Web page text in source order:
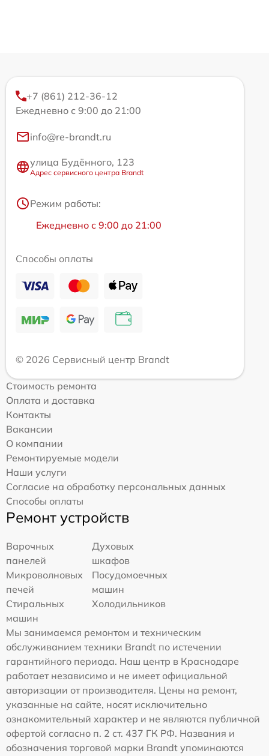
+7 (861) 212-36-12
Ежедневно с 9:00 до 21:00
info@re-brandt.ru
улица Будённого, 123
Адрес сервисного центра Brandt
Режим работы:
Ежедневно с 9:00 до 21:00
Способы оплаты
© 2026 Сервисный центр Brandt
Стоимость ремонта
Оплата и доставка
Контакты
Вакансии
О компании
Ремонтируемые модели
Наши услуги
Согласие на обработку персональных данных
Способы оплаты
Ремонт устройств
Варочных
панелей
Духовых
шкафов
Микроволновых
печей
Посудомоечных
машин
Стиральных
машин
Холодильников
Мы занимаемся ремонтом и техническим
обслуживанием техники Brandt по истечении
гарантийного периода. Наш центр в Краснодаре
работает независимо и не имеет официальной
авторизации от производителя. Цены на ремонт,
указанные на сайте, носят исключительно
ознакомительный характер и не являются публичной
офертой согласно п. 2 ст. 437 ГК РФ. Названия и
обозначения торговой марки Brandt упоминаются